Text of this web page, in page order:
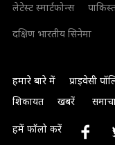
लेटेस्ट स्मार्टफोन्स
दक्षिण भारतीय सिनेमा
हमारे बारे में प्राइवेसी
शिकायत
खबरें
हमें फॉलो करें